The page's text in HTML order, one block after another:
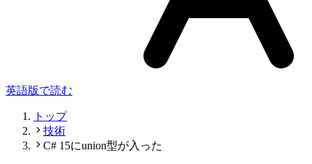
英語版で読む
トップ
技術
C# 15にunion型が入った